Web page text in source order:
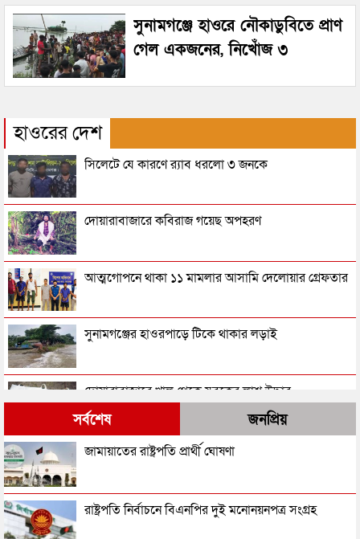
সুনামগঞ্জে হাওরে নৌকাডুবিতে প্রাণ
গেল একজনের, নিখোঁজ ৩
হাওরের দেশ
সিলেটে যে কারণে র‌্যাব ধরলো ৩ জনকে
দোয়ারাবাজারে কবিরাজ গয়েছ অপহরণ
আত্মগোপনে থাকা ১১ মামলার আসামি দেলোয়ার গ্রেফতার
সুনামগঞ্জের হাওরপাড়ে টিকে থাকার লড়াই
দোয়ারাবাজারে খাল থেকে যুবকের লাশ উদ্ধার
খাদ্য গুদামের পাশ থেকে ৪ জনকে ধরল র‌্যাব
সুনামগঞ্জ কারাগারে প্রাণ গেল বন্দির
সর্বশেষ জনপ্রিয়
জামায়াতের রাষ্ট্রপতি প্রার্থী ঘোষণা
রাষ্ট্রপতি নির্বাচনে বিএনপির দুই মনোনয়নপত্র সংগ্রহ